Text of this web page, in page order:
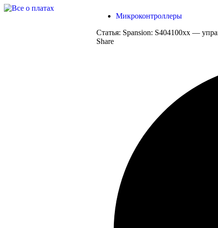
Микроконтроллеры
Статья: Spansion: S404100xx —
Share